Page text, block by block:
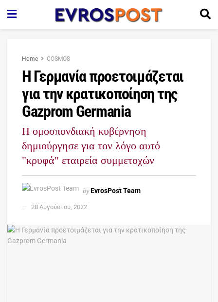
Home COSMOS
Η Γερμανία προετοιμάζεται
για την κρατικοποίηση της
Gazprom Germania
Η ομοσπονδιακή κυβέρνηση
δημιούργησε για τον λόγο αυτό
"κρυφά" εταιρεία συμμετοχών
byEvrosPost Team
28 Αυγούστου, 2022